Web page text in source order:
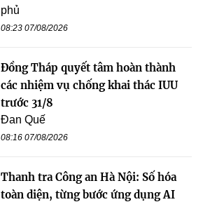
phủ
08:23 07/08/2026
Đồng Tháp quyết tâm hoàn thành
các nhiệm vụ chống khai thác IUU
trước 31/8
Đan Quế
08:16 07/08/2026
Thanh tra Công an Hà Nội: Số hóa
toàn diện, từng bước ứng dụng AI